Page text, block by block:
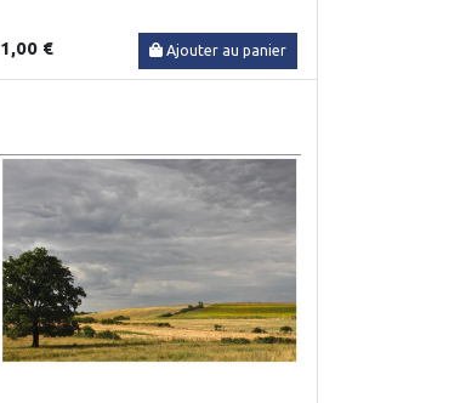
1,00 € Ajouter au panier